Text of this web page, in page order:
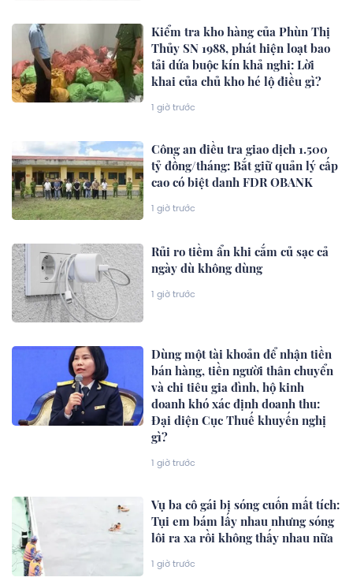
Kiểm tra kho hàng của Phùn Thị
Thủy SN 1988, phát hiện loạt bao
tải dứa buộc kín khả nghi: Lời
khai của chủ kho hé lộ điều gì?
1 giờ trước
Công an điều tra giao dịch 1.500
tỷ đồng/tháng: Bắt giữ quản lý cấp
cao có biệt danh FDR OBANK
1 giờ trước
Rủi ro tiềm ẩn khi cắm củ sạc cả
ngày dù không dùng
1 giờ trước
Dùng một tài khoản để nhận tiền
bán hàng, tiền người thân chuyển
và chi tiêu gia đình, hộ kinh
doanh khó xác định doanh thu:
Đại diện Cục Thuế khuyến nghị
gì?
1 giờ trước
Vụ ba cô gái bị sóng cuốn mất tích:
Tụi em bám lấy nhau nhưng sóng
lôi ra xa rồi không thấy nhau nữa
1 giờ trước